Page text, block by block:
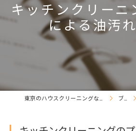
キッチンクリーニ
による油汚
ブログ